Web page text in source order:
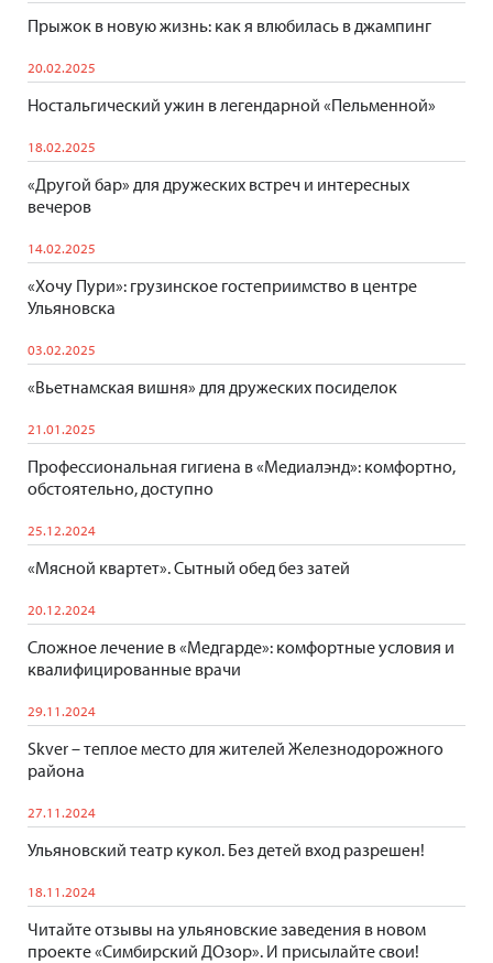
Прыжок в новую жизнь: как я влюбилась в джампинг
20.02.2025
Ностальгический ужин в легендарной «Пельменной»
18.02.2025
«Другой бар» для дружеских встреч и интересных
вечеров
14.02.2025
«Хочу Пури»: грузинское гостеприимство в центре
Ульяновска
03.02.2025
«Вьетнамская вишня» для дружеских посиделок
21.01.2025
Профессиональная гигиена в «Медиалэнд»: комфортно,
обстоятельно, доступно
25.12.2024
«Мясной квартет». Сытный обед без затей
20.12.2024
Сложное лечение в «Медгарде»: комфортные условия и
квалифицированные врачи
29.11.2024
Skver – теплое место для жителей Железнодорожного
района
27.11.2024
Ульяновский театр кукол. Без детей вход разрешен!
18.11.2024
Читайте отзывы на ульяновские заведения в новом
проекте «Симбирский ДОзор». И присылайте свои!